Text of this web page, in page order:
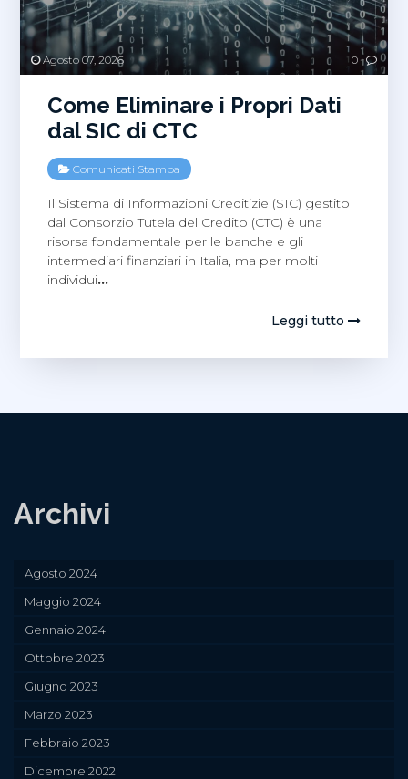
Agosto 07, 2026 0
Come Eliminare i Propri Dati
dal SIC di CTC
Comunicati Stampa
Il Sistema di Informazioni Creditizie (SIC) gestito
dal Consorzio Tutela del Credito (CTC) è una
risorsa fondamentale per le banche e gli
intermediari finanziari in Italia, ma per molti
individui…
Leggi tutto
Archivi
Agosto 2024
Maggio 2024
Gennaio 2024
Ottobre 2023
Giugno 2023
Marzo 2023
Febbraio 2023
Dicembre 2022